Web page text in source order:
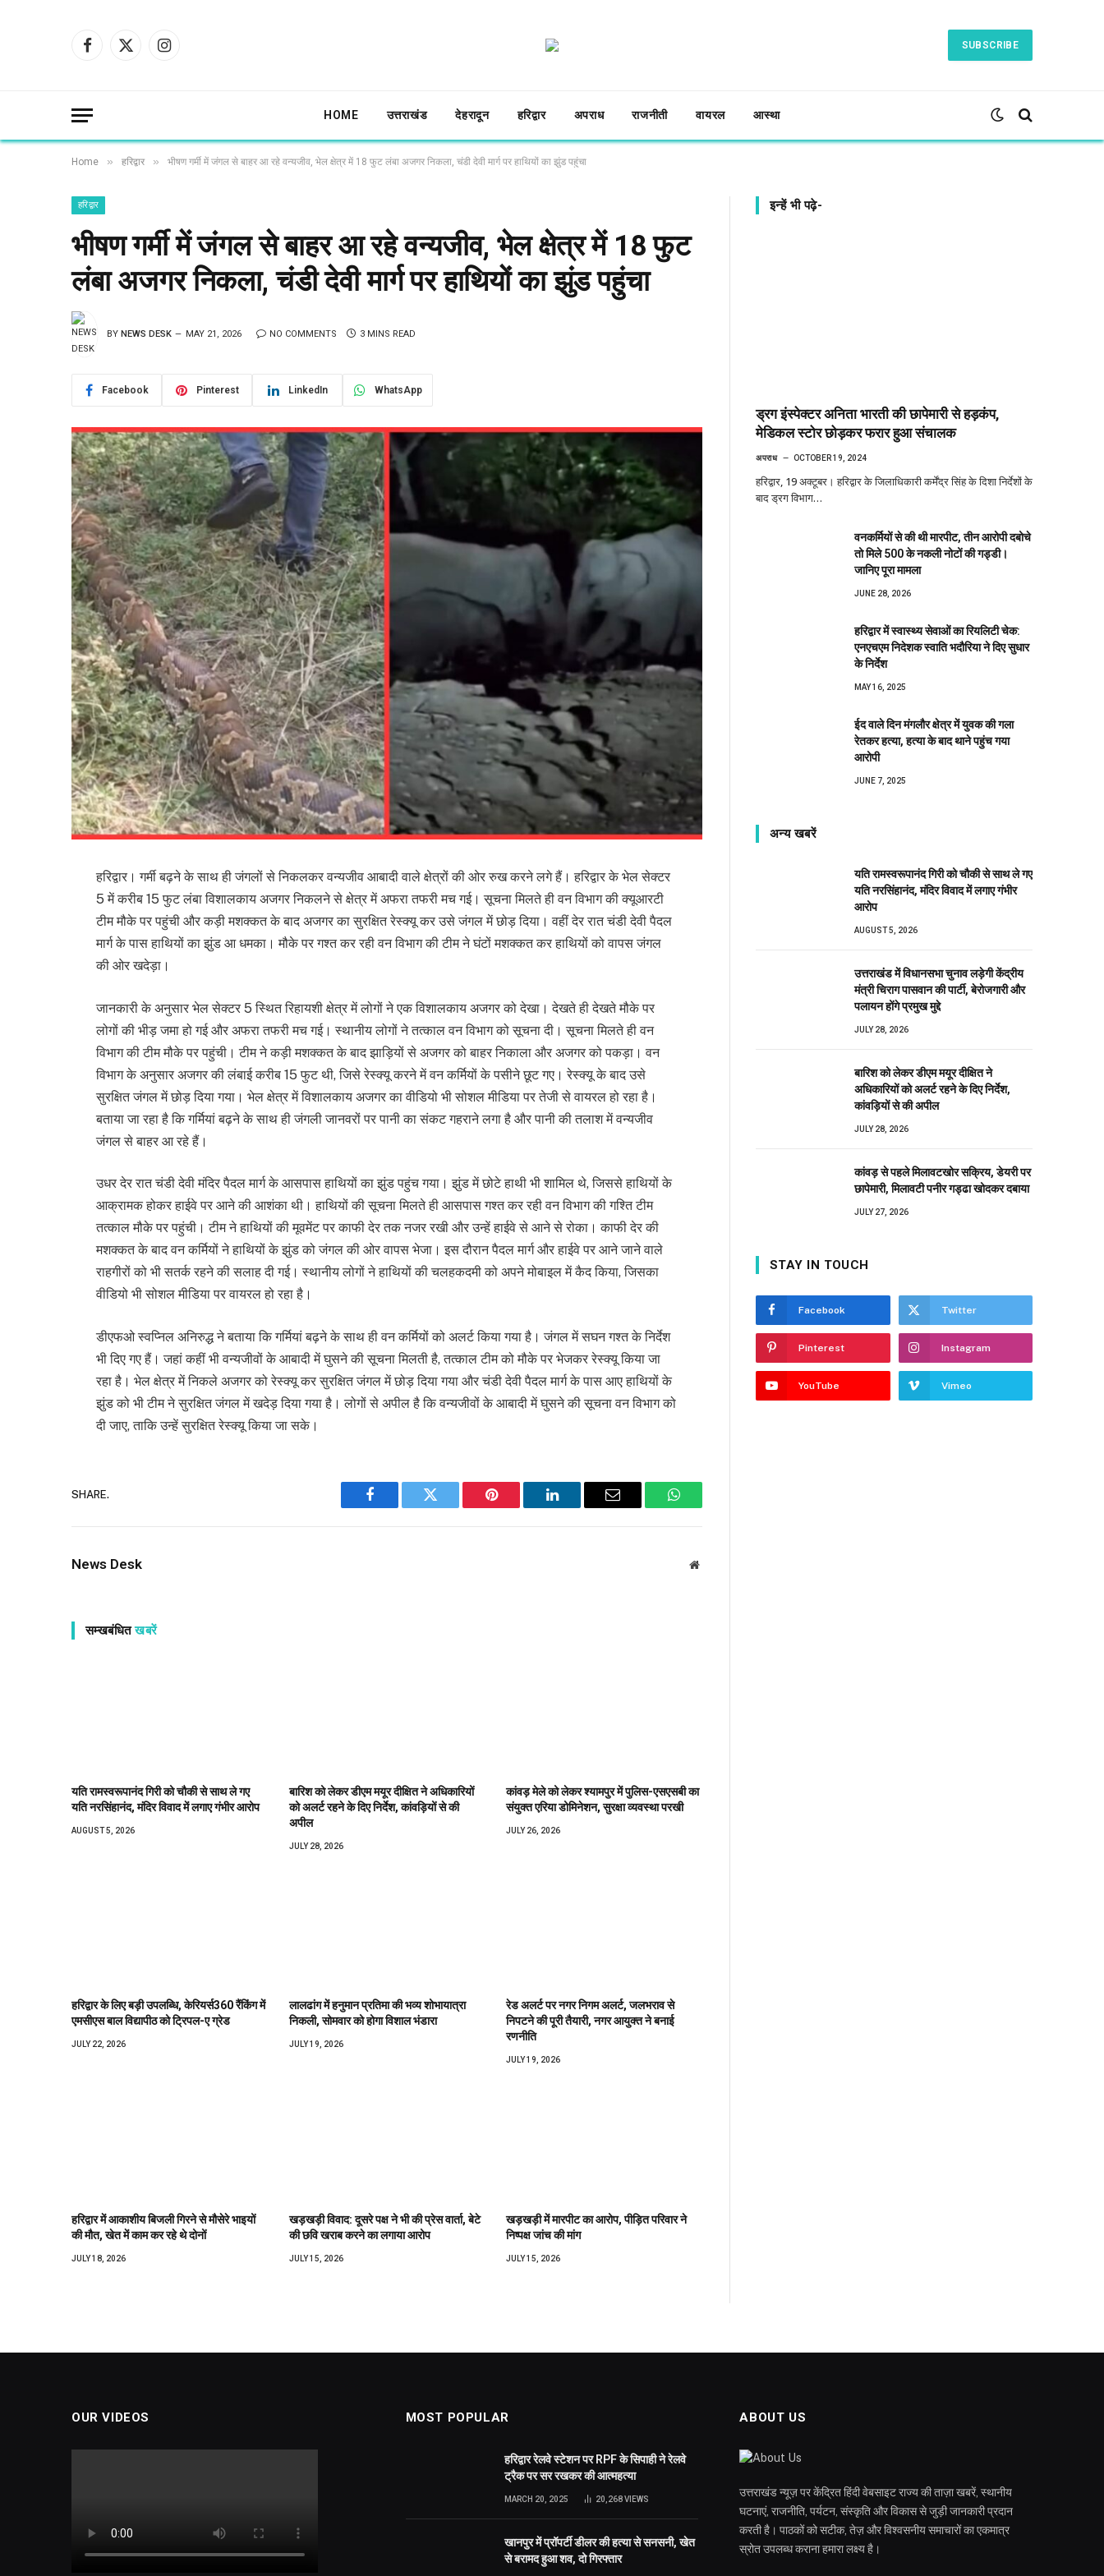
Facebook
X
Instagram
SUBSCRIBE
HOME उत्तराखंड देहरादून हरिद्वार अपराध राजनीती वायरल आस्था
Home » हरिद्वार » भीषण गर्मी में जंगल से बाहर आ रहे वन्यजीव, भेल क्षेत्र में 18 फुट लंबा अजगर निकला, चंडी देवी मार्ग पर हाथियों का झुंड पहुंचा
हरिद्वार
भीषण गर्मी में जंगल से बाहर आ रहे वन्यजीव, भेल क्षेत्र में 18 फुट
लंबा अजगर निकला, चंडी देवी मार्ग पर हाथियों का झुंड पहुंचा
BY NEWS DESK MAY 21, 2026 NO COMMENTS 3 MINS READ
Facebook Pinterest LinkedIn WhatsApp
हरिद्वार। गर्मी बढ़ने के साथ ही जंगलों से निकलकर वन्यजीव आबादी वाले क्षेत्रों की ओर रुख करने लगे हैं। हरिद्वार के भेल सेक्टर
5 में करीब 15 फुट लंबा विशालकाय अजगर निकलने से क्षेत्र में अफरा तफरी मच गई। सूचना मिलते ही वन विभाग की क्यूआरटी
टीम मौके पर पहुंची और कड़ी मशक्कत के बाद अजगर का सुरक्षित रेस्क्यू कर उसे जंगल में छोड़ दिया। वहीं देर रात चंडी देवी पैदल
मार्ग के पास हाथियों का झुंड आ धमका। मौके पर गश्त कर रही वन विभाग की टीम ने घंटों मशक्कत कर हाथियों को वापस जंगल
की ओर खदेड़ा।
जानकारी के अनुसार भेल सेक्टर 5 स्थित रिहायशी क्षेत्र में लोगों ने एक विशालकाय अजगर को देखा। देखते ही देखते मौके पर
लोगों की भीड़ जमा हो गई और अफरा तफरी मच गई। स्थानीय लोगों ने तत्काल वन विभाग को सूचना दी। सूचना मिलते ही वन
विभाग की टीम मौके पर पहुंची। टीम ने कड़ी मशक्कत के बाद झाड़ियों से अजगर को बाहर निकाला और अजगर को पकड़ा। वन
विभाग के अनुसार अजगर की लंबाई करीब 15 फुट थी, जिसे रेस्क्यू करने में वन कर्मियों के पसीने छूट गए। रेस्क्यू के बाद उसे
सुरक्षित जंगल में छोड़ दिया गया। भेल क्षेत्र में विशालकाय अजगर का वीडियो भी सोशल मीडिया पर तेजी से वायरल हो रहा है।
बताया जा रहा है कि गर्मियां बढ़ने के साथ ही जंगली जानवरों पर पानी का संकट गहराने लगा है और पानी की तलाश में वन्यजीव
जंगल से बाहर आ रहे हैं।
उधर देर रात चंडी देवी मंदिर पैदल मार्ग के आसपास हाथियों का झुंड पहुंच गया। झुंड में छोटे हाथी भी शामिल थे, जिससे हाथियों के
आक्रामक होकर हाईवे पर आने की आशंका थी। हाथियों की सूचना मिलते ही आसपास गश्त कर रही वन विभाग की गश्ति टीम
तत्काल मौके पर पहुंची। टीम ने हाथियों की मूवमेंट पर काफी देर तक नजर रखी और उन्हें हाईवे से आने से रोका। काफी देर की
मशक्कत के बाद वन कर्मियों ने हाथियों के झुंड को जंगल की ओर वापस भेजा। इस दौरान पैदल मार्ग और हाईवे पर आने जाने वाले
राहगीरों को भी सतर्क रहने की सलाह दी गई। स्थानीय लोगों ने हाथियों की चलहकदमी को अपने मोबाइल में कैद किया, जिसका
वीडियो भी सोशल मीडिया पर वायरल हो रहा है।
डीएफओ स्वप्निल अनिरुद्ध ने बताया कि गर्मियां बढ़ने के साथ ही वन कर्मियों को अलर्ट किया गया है। जंगल में सघन गश्त के निर्देश
भी दिए गए हैं। जहां कहीं भी वन्यजीवों के आबादी में घुसने की सूचना मिलती है, तत्काल टीम को मौके पर भेजकर रेस्क्यू किया जा
रहा है। भेल क्षेत्र में निकले अजगर को रेस्क्यू कर सुरक्षित जंगल में छोड़ दिया गया और चंडी देवी पैदल मार्ग के पास आए हाथियों के
झुंड को भी टीम ने सुरक्षित जंगल में खदेड़ दिया गया है। लोगों से अपील है कि वन्यजीवों के आबादी में घुसने की सूचना वन विभाग को
दी जाए, ताकि उन्हें सुरक्षित रेस्क्यू किया जा सके।
SHARE.
Facebook Twitter Pinterest LinkedIn Email WhatsApp
News Desk Website
सम्खबंधितखबरें
यति रामस्वरूपानंद गिरी को चौकी से साथ ले गए
यति नरसिंहानंद, मंदिर विवाद में लगाए गंभीर आरोप
AUGUST 5, 2026
बारिश को लेकर डीएम मयूर दीक्षित ने अधिकारियों
को अलर्ट रहने के दिए निर्देश, कांवड़ियों से की
अपील
JULY 28, 2026
कांवड़ मेले को लेकर श्यामपुर में पुलिस-एसएसबी का
संयुक्त एरिया डोमिनेशन, सुरक्षा व्यवस्था परखी
JULY 26, 2026
हरिद्वार के लिए बड़ी उपलब्धि, केरियर्स360 रैंकिंग में
एमसीएस बाल विद्यापीठ को ट्रिपल-ए ग्रेड
JULY 22, 2026
लालढांग में हनुमान प्रतिमा की भव्य शोभायात्रा
निकली, सोमवार को होगा विशाल भंडारा
JULY 19, 2026
रेड अलर्ट पर नगर निगम अलर्ट, जलभराव से
निपटने की पूरी तैयारी, नगर आयुक्त ने बनाई
रणनीति
JULY 19, 2026
हरिद्वार में आकाशीय बिजली गिरने से मौसेरे भाइयों
की मौत, खेत में काम कर रहे थे दोनों
JULY 18, 2026
खड़खड़ी विवाद: दूसरे पक्ष ने भी की प्रेस वार्ता, बेटे
की छवि खराब करने का लगाया आरोप
JULY 15, 2026
खड़खड़ी में मारपीट का आरोप, पीड़ित परिवार ने
निष्पक्ष जांच की मांग
JULY 15, 2026
इन्हें भी पढ़े-
ड्रग इंस्पेक्टर अनिता भारती की छापेमारी से हड़कंप,
मेडिकल स्टोर छोड़कर फरार हुआ संचालक
अपराध OCTOBER 19, 2024
हरिद्वार, 19 अक्टूबर। हरिद्वार के जिलाधिकारी कर्मेंद्र सिंह के दिशा निर्देशों के
बाद ड्रग विभाग…
वनकर्मियों से की थी मारपीट, तीन आरोपी दबोचे
तो मिले 500 के नकली नोटों की गड्डी।
जानिए पूरा मामला
JUNE 28, 2026
हरिद्वार में स्वास्थ्य सेवाओं का रियलिटी चेक:
एनएचएम निदेशक स्वाति भदौरिया ने दिए सुधार
के निर्देश
MAY 16, 2025
ईद वाले दिन मंगलौर क्षेत्र में युवक की गला
रेतकर हत्या, हत्या के बाद थाने पहुंच गया
आरोपी
JUNE 7, 2025
अन्य खबरें
यति रामस्वरूपानंद गिरी को चौकी से साथ ले गए
यति नरसिंहानंद, मंदिर विवाद में लगाए गंभीर
आरोप
AUGUST 5, 2026
उत्तराखंड में विधानसभा चुनाव लड़ेगी केंद्रीय
मंत्री चिराग पासवान की पार्टी, बेरोजगारी और
पलायन होंगे प्रमुख मुद्दे
JULY 28, 2026
बारिश को लेकर डीएम मयूर दीक्षित ने
अधिकारियों को अलर्ट रहने के दिए निर्देश,
कांवड़ियों से की अपील
JULY 28, 2026
कांवड़ से पहले मिलावटखोर सक्रिय, डेयरी पर
छापेमारी, मिलावटी पनीर गड्ढा खोदकर दबाया
JULY 27, 2026
STAY IN TOUCH
Facebook Twitter
Pinterest Instagram
YouTube Vimeo
OUR VIDEOS MOST POPULAR
हरिद्वार रेलवे स्टेशन पर RPF के सिपाही ने रेलवे
ट्रैक पर सर रखकर की आत्महत्या
MARCH 20, 2025 20,268VIEWS
खानपुर में प्रॉपर्टी डीलर की हत्या से सनसनी, खेत
से बरामद हुआ शव, दो गिरफ्तार
ABOUT US
उत्तराखंड न्यूज़ पर केंद्रित हिंदी वेबसाइट राज्य की ताज़ा खबरें, स्थानीय
घटनाएं, राजनीति, पर्यटन, संस्कृति और विकास से जुड़ी जानकारी प्रदान
करती है। पाठकों को सटीक, तेज़ और विश्वसनीय समाचारों का एकमात्र
स्रोत उपलब्ध कराना हमारा लक्ष्य है।